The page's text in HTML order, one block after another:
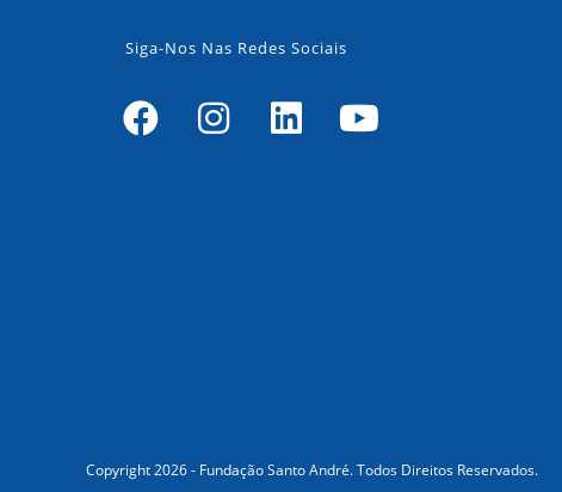
Siga-Nos Nas Redes Sociais
Copyright 2026 - Fundação Santo André. Todos Direitos Reservados.